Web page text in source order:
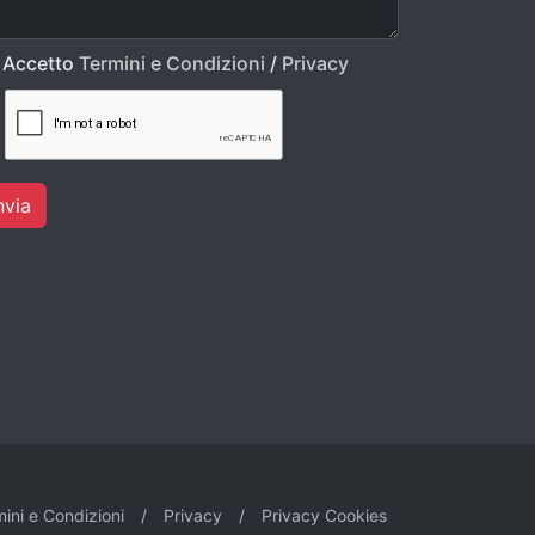
Accetto Termini e Condizioni / Privacy
e Condizioni / Privacy / Privacy Cookies